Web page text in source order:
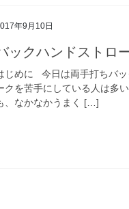
年9月10日
ックハンドストロ
じめに 今日は両手打ちバ
クを苦手にしている人は多
、なかなかうまく […]